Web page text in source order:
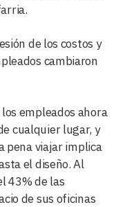
de los costos y
cambiaron
empleados ahora
cualquier lugar, y
pena viajar implica
el diseño. Al
43% de las
de sus oficinas